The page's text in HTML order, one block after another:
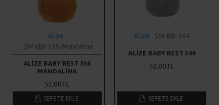
Alize
SM-BB-336-Mandalina
ALIZE BABY BEST 336
MANDALINA
52,00TL
SEPETE EKLE
Alize SM-BB-344
ALIZE BABY BEST 344
52,00TL
SEPETE EKLE